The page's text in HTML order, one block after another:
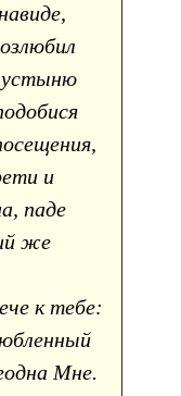
и
паде
же
к тебе:
Мне.